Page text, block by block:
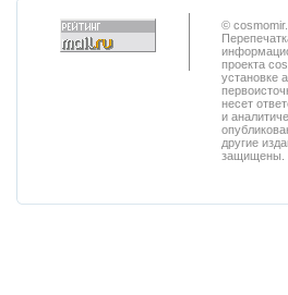
©
проекта
установке
несет
и
другие
защищены.